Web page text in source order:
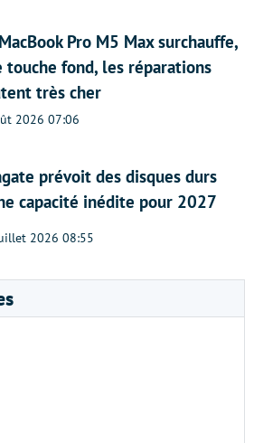
Pro M5 Max surchauffe,
touche fond, les réparations
très cher
2026 07:06
prévoit des disques durs
capacité inédite pour 2027
2026 08:55